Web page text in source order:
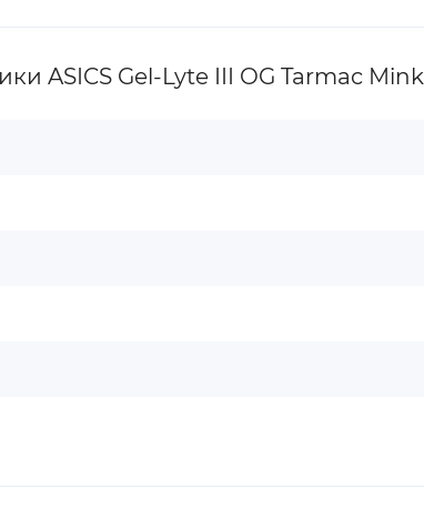
ASICS Gel-Lyte III OG Tarmac Mink